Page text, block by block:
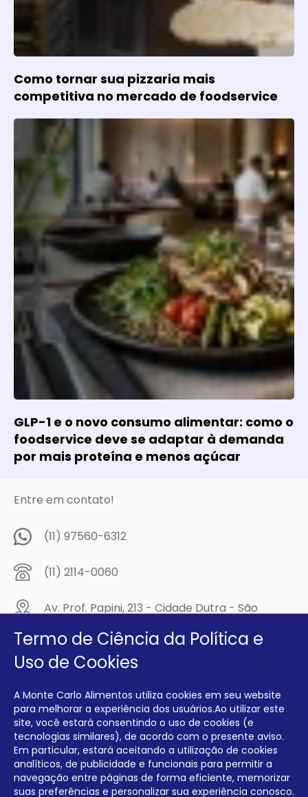
Como tornar sua pizzaria mais
competitiva no mercado de foodservice
GLP-1 e o novo consumo alimentar: como o
foodservice deve se adaptar à demanda
por mais proteína e menos açúcar
Entre em contato!
(11) 97560-6312
(11) 2114-0060
Av. Prof. Papini, 213 - Cidade Dutra - São
Compre na
MCA Virtual!
Siga a Monte Carlo Alimentos nas redes sociais!
INTERFRIOS COMÉRCIO DE FRIOS E LATICÍNIOS EIRELI CNPJ:
00.140.150/0001-09 INSCRIÇÃO ESTADUAL: 112.576.117.113
Termo de Ciência da Política e
Uso de Cookies
A Monte Carlo Alimentos utiliza cookies em seu website
para melhorar a experiência dos usuários.Ao utilizar este
site, você estará consentindo o uso de cookies (e
tecnologias similares), de acordo com o presente aviso.
Em particular, estará aceitando a utilização de cookies
analíticos, de publicidade e funcionais para permitir a
navegação entre páginas de forma eficiente, memorizar
suas preferências e personalizar sua experiência conosco.